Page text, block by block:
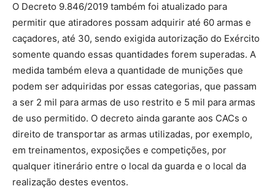
O Decreto 9.846/2019 também foi atualizado para
permitir que atiradores possam adquirir até 60 armas e
caçadores, até 30, sendo exigida autorização do Exército
somente quando essas quantidades forem superadas. A
medida também eleva a quantidade de munições que
podem ser adquiridas por essas categorias, que passam
a ser 2 mil para armas de uso restrito e 5 mil para armas
de uso permitido. O decreto ainda garante aos CACs o
direito de transportar as armas utilizadas, por exemplo,
em treinamentos, exposições e competições, por
qualquer itinerário entre o local da guarda e o local da
realização destes eventos.